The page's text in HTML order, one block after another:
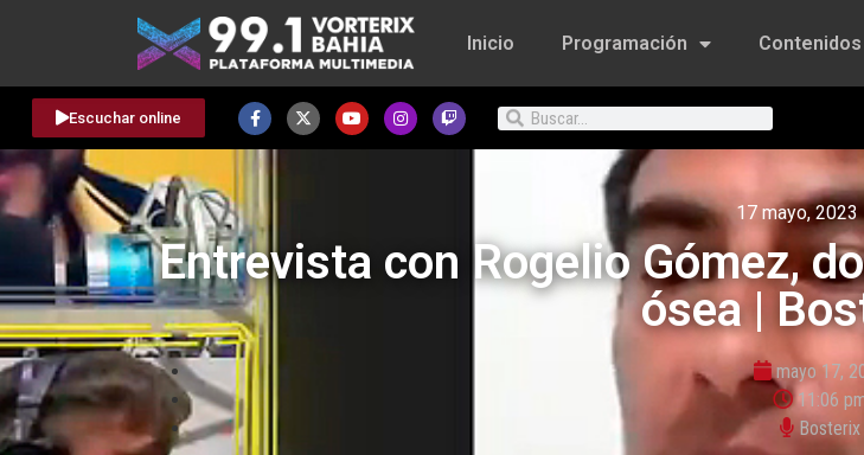
Inicio Programación Contenidos
Escuchar online
17 mayo, 2023
Entrevista con Rogelio Gómez,
ósea |
mayo 17,
11:06
Bosterix